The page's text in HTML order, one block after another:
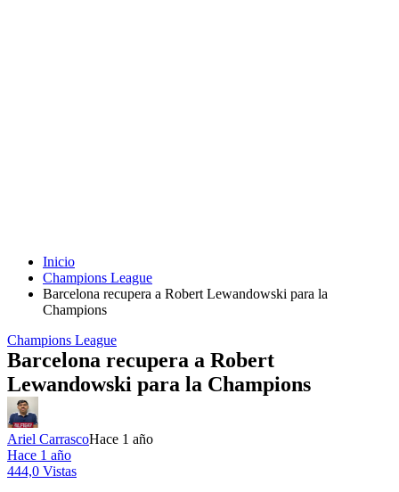
Inicio
Champions League
Barcelona recupera a Robert Lewandowski para la
Champions
Champions League
Barcelona recupera a Robert
Lewandowski para la Champions
Ariel CarrascoHace 1 año
Hace 1 año
444,0 Vistas